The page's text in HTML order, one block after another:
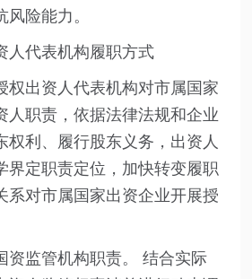
险能力。
人代表机构履职方式
权出资人代表机构对市属国家
人职责，依据法律法规和企业
权利、履行股东义务，出资人
界定职责定位，加快转变履职
系对市属国家出资企业开展授
资监管机构职责。 结合实际